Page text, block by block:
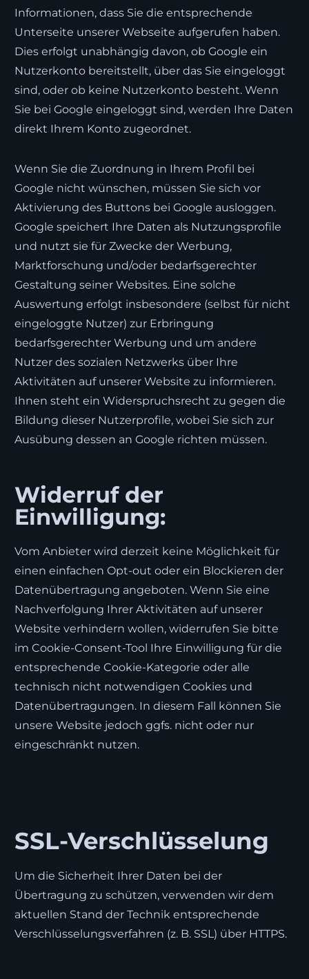
Informationen, dass Sie die entsprechende
Unterseite unserer Webseite aufgerufen haben.
Dies erfolgt unabhängig davon, ob Google ein
Nutzerkonto bereitstellt, über das Sie eingeloggt
sind, oder ob keine Nutzerkonto besteht. Wenn
Sie bei Google eingeloggt sind, werden Ihre Daten
direkt Ihrem Konto zugeordnet.
Wenn Sie die Zuordnung in Ihrem Profil bei
Google nicht wünschen, müssen Sie sich vor
Aktivierung des Buttons bei Google ausloggen.
Google speichert Ihre Daten als Nutzungsprofile
und nutzt sie für Zwecke der Werbung,
Marktforschung und/oder bedarfsgerechter
Gestaltung seiner Websites. Eine solche
Auswertung erfolgt insbesondere (selbst für nicht
eingeloggte Nutzer) zur Erbringung
bedarfsgerechter Werbung und um andere
Nutzer des sozialen Netzwerks über Ihre
Aktivitäten auf unserer Website zu informieren.
Ihnen steht ein Widerspruchsrecht zu gegen die
Bildung dieser Nutzerprofile, wobei Sie sich zur
Ausübung dessen an Google richten müssen.
Widerruf der
Einwilligung:
Vom Anbieter wird derzeit keine Möglichkeit für
einen einfachen Opt-out oder ein Blockieren der
Datenübertragung angeboten. Wenn Sie eine
Nachverfolgung Ihrer Aktivitäten auf unserer
Website verhindern wollen, widerrufen Sie bitte
im Cookie-Consent-Tool Ihre Einwilligung für die
entsprechende Cookie-Kategorie oder alle
technisch nicht notwendigen Cookies und
Datenübertragungen. In diesem Fall können Sie
unsere Website jedoch ggfs. nicht oder nur
eingeschränkt nutzen.
SSL-Verschlüsselung
Um die Sicherheit Ihrer Daten bei der
Übertragung zu schützen, verwenden wir dem
aktuellen Stand der Technik entsprechende
Verschlüsselungsverfahren (z. B. SSL) über HTTPS.